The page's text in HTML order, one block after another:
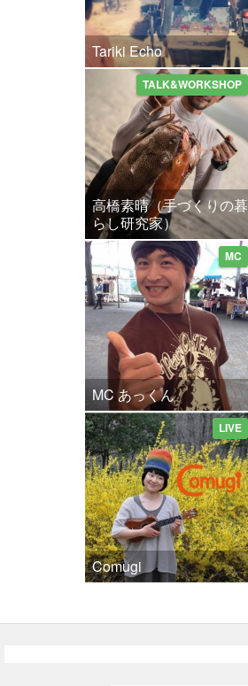
Tariki Echo
高橋素晴（手づくりの暮
らし研究家）
TALK&WORKSHOP
MC あっくん
MC
Comugi
LIVE